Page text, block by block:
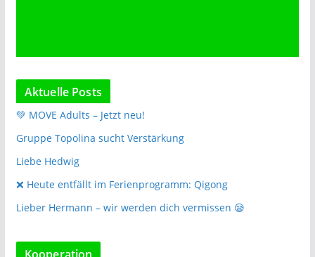
Aktuelle Posts
💚 MOVE Adults – Jetzt neu!
Gruppe Topolina sucht Verstärkung
Liebe Hedwig
❌️ Heute entfällt im Ferienprogramm: Qigong
Lieber Hermann – wir werden dich vermissen 😪